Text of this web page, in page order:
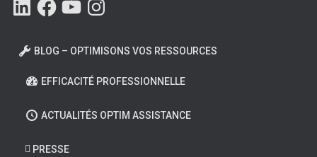
BLOG – OPTIMISONS VOS RESSOURCES
EFFICACITÉ PROFESSIONNELLE
ACTUALITÉS OPTIM ASSISTANCE
PRESSE